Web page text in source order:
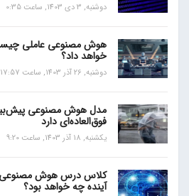
دوشنبه, 3 دی 1403, ساعت 0:35
هوش مصنوعی عاملی چیست
خواهد داد؟
دوشنبه, 26 آذر 1403, ساعت 17:57
مدل هوش مصنوعی
فوق‌العاده‌ای دارد
یکشنبه, 18 آذر 1403, ساعت 9:20
کلاس درس هوش مصنوعی
آینده چه خواهد بود؟